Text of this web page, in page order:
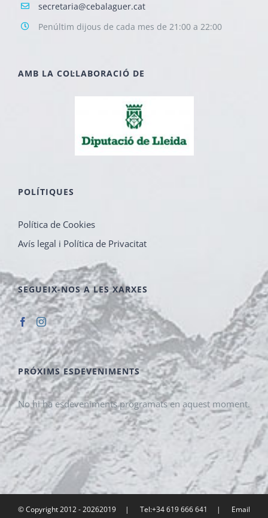
secretaria@cebalaguer.cat
Penúltim dijous de cada mes de 21:00 a 22:00
AMB LA COL·LABORACIÓ DE
POLÍTIQUES
Política de Cookies
Avís legal i Política de Privacitat
SEGUEIX-NOS A LES XARXES
PRÓXIMS ESDEVENIMENTS
No hi ha esdeveniments programats en aquest moment.
© Copyright 2012 -20262019 | Tel:+34 619 666 641 | Email